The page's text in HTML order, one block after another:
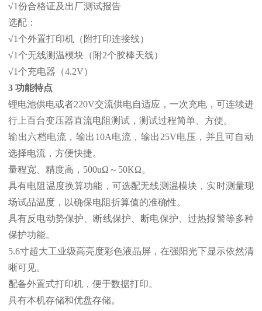
√1份合格证及出厂测试报告
选配：
√1个外置打印机（附打印连接线）
√1个无线测温模块（附2个胶棒天线）
√1个充电器（4.2V）
3 功能特点
锂电池供电或者220V交流供电自适应，一次充电，可连续进
行上百台变压器直流电阻测试，测试过程简单、方便。
输出六档电流，输出10A电流，输出25V电压，并且可自动
选择电流，方便快捷。
量程宽、精度高，500uΩ～50KΩ。
具有电阻温度换算功能，可选配无线测温模块，实时测量现
场试品温度，以确保电阻折算值的准确性。
具有反电动势保护、断线保护、断电保护、过热报警等多种
保护功能。
5.6寸超大工业级高亮度彩色液晶屏，在强阳光下显示依然清
晰可见。
配备外置式打印机，便于数据打印。
具有本机存储和优盘存储。